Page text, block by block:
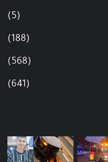
(5)
(188)
(568)
(641)